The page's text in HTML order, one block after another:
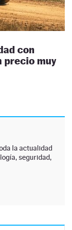
con
precio muy
la actualidad
seguridad,